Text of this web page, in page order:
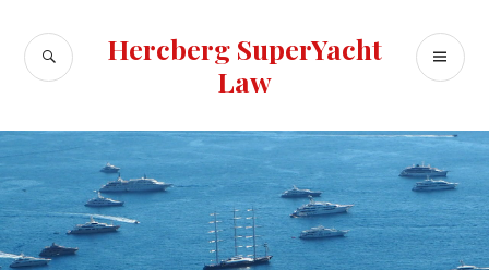
content
Hercberg SuperYacht
Law
SEARCH